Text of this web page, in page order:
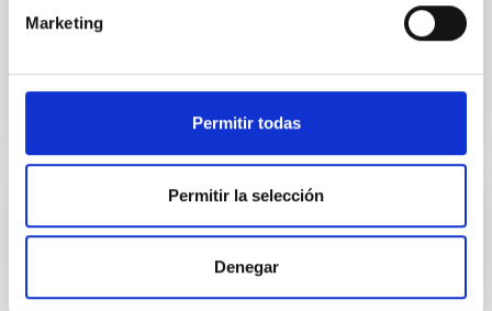
Marketing
Permitir todas
Permitir la selección
Denegar
Teodora Aleida
Laboratorio de Circuitos Integrados